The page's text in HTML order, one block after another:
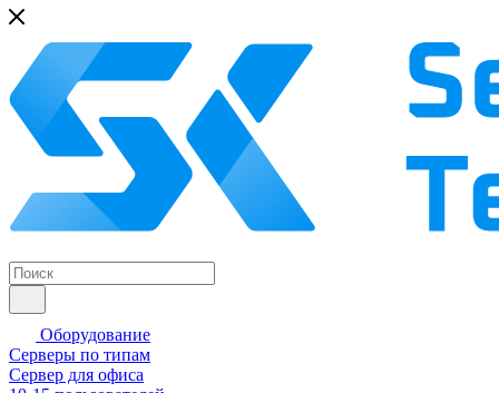
Оборудование
Серверы по типам
Сервер для офиса